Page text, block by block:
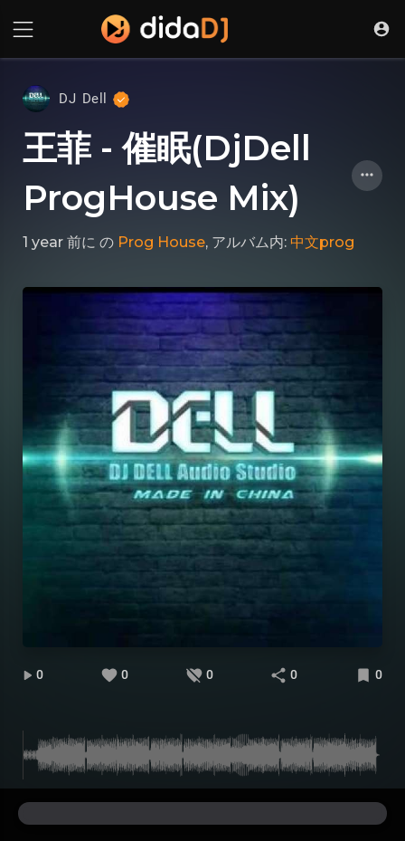
DJ Dell
王菲 - 催眠(DjDell
ProgHouse Mix)
1 year 前に の Prog House, アルバム内: 中文prog
0 0 0 0 0